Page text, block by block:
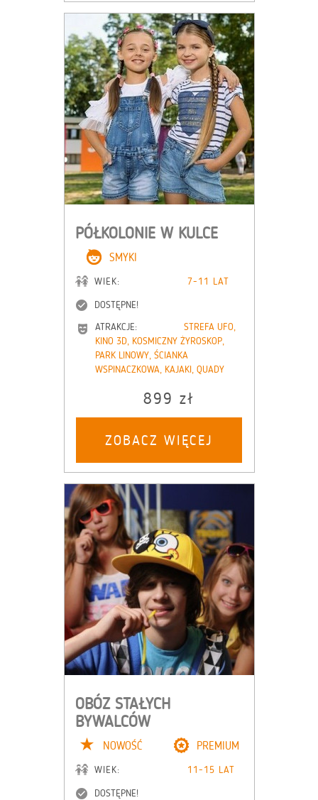
PÓŁKOLONIE W KULCE
SMYKI
WIEK:
7-11 LAT
DOSTĘPNE!
ATRAKCJE:
STREFA UFO,
KINO 3D, KOSMICZNY ŻYROSKOP,
PARK LINOWY, ŚCIANKA
WSPINACZKOWA, KAJAKI, QUADY
899 zł
ZOBACZ WIĘCEJ
OBÓZ STAŁYCH
BYWALCÓW
NOWOŚĆ PREMIUM
WIEK:
11-15 LAT
DOSTĘPNE!